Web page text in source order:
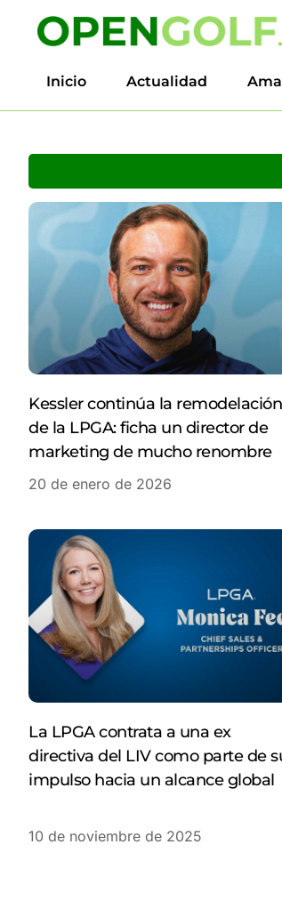
Inicio Actualidad
Kessler continúa la remodelación
de la LPGA: ficha un director de
marketing de mucho renombre
20 de enero de 2026
La LPGA contrata a una ex
directiva del LIV como parte de
impulso hacia un alcance global
10 de noviembre de 2025